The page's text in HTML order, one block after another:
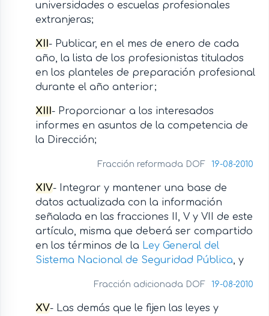
universidades o escuelas profesionales
extranjeras;
XII - Publicar, en el mes de enero de cada
año, la lista de los profesionistas titulados
en los planteles de preparación profesional
durante el año anterior;
XIII - Proporcionar a los interesados
informes en asuntos de la competencia de
la Dirección;
Fracción reformada DOF 19-08-2010
XIV- Integrar y mantener una base de
datos actualizada con la información
señalada en las fracciones II, V y VII de este
artículo, misma que deberá ser compartido
en los términos de la Ley General del
Sistema Nacional de Seguridad Pública , y
Fracción adicionada DOF 19-08-2010
XV- Las demás que le fijen las leyes y